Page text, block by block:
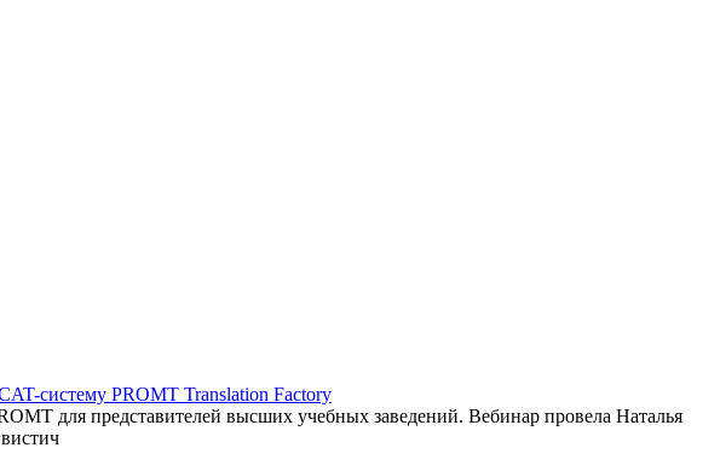
систему PROMT Translation Factory
для представителей высших учебных заведений. Вебинар провела Наталья